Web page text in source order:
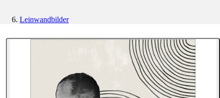
Leinwandbilder